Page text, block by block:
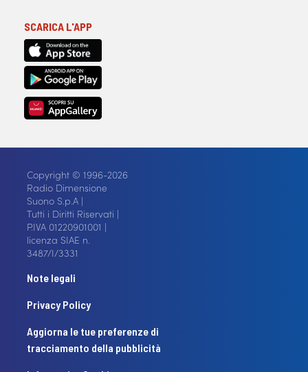
SCARICA L'APP
Copyright © 1996-2026
Radio Dimensione
Suono S.p.A |
Tutti i Diritti Riservati |
P.IVA 01220901001 |
licenza SIAE n.
3487/I/3331
Note legali
Privacy Policy
Aggiorna le tue preferenze di
tracciamento della pubblicità